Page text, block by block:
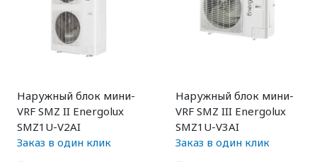
Наружный блок мини-
VRF SMZ II Energolux
SMZ1U-V2AI
Заказ в один клик
Наружный блок мини-
VRF SMZ III Energolux
SMZ1U-V3AI
Заказ в один клик